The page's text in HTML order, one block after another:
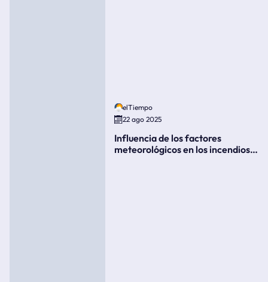
elTiempo
22 ago 2025
Influencia de los factores
meteorológicos en los incendios